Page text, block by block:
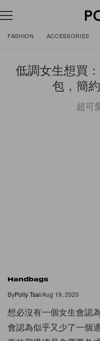
FASHION ACCESSORIES
低調女生想買
包，簡
超可
Handbags
ByPolly Tsai/Aug 19, 2020
想必沒有一個女生會認
會認為似乎又少了一個